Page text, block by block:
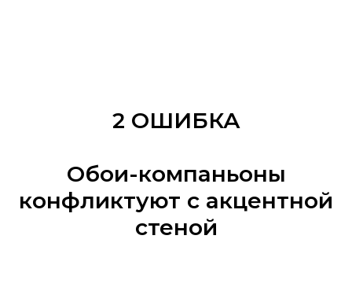
2 ОШИБКА
Обои-компаньоны
конфликтуют с акцентной
стеной